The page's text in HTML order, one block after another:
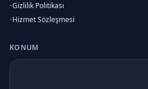
•Gizlilik Politikası
•Hizmet Sözleşmesi
KONUM